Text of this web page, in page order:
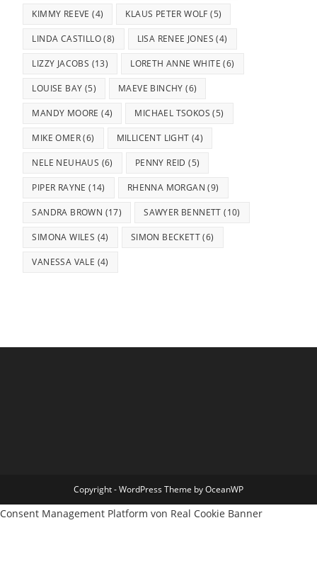
KIMMY REEVE (4) KLAUS PETER WOLF (5)
LINDA CASTILLO(8) LISA RENEE JONES (4)
LIZZY JACOBS (13) LORETH ANNE WHITE (6)
LOUISE BAY (5) MAEVE BINCHY (6)
MANDY MOORE (4) MICHAEL TSOKOS (5)
MIKE OMER(6) MILLICENT LIGHT (4)
NELE NEUHAUS (6) PENNY REID (5)
PIPER RAYNE (14) RHENNA MORGAN (9)
SANDRA BROWN (17) SAWYER BENNETT (10)
SIMONA WILES (4) SIMON BECKETT(6)
VANESSA VALE (4)
Copyright - WordPress Theme by OceanWP
Consent Management Platform von Real Cookie Banner